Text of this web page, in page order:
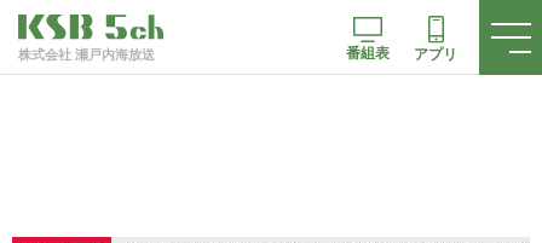
株式会社 瀬戸内海放送 番組表 アプリ